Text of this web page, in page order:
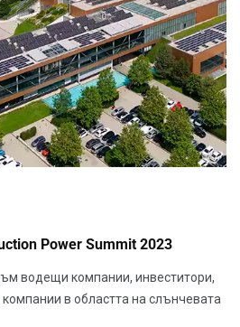
Power Summit 2023
водещи компании, инвеститори,
в областта на слънчевата